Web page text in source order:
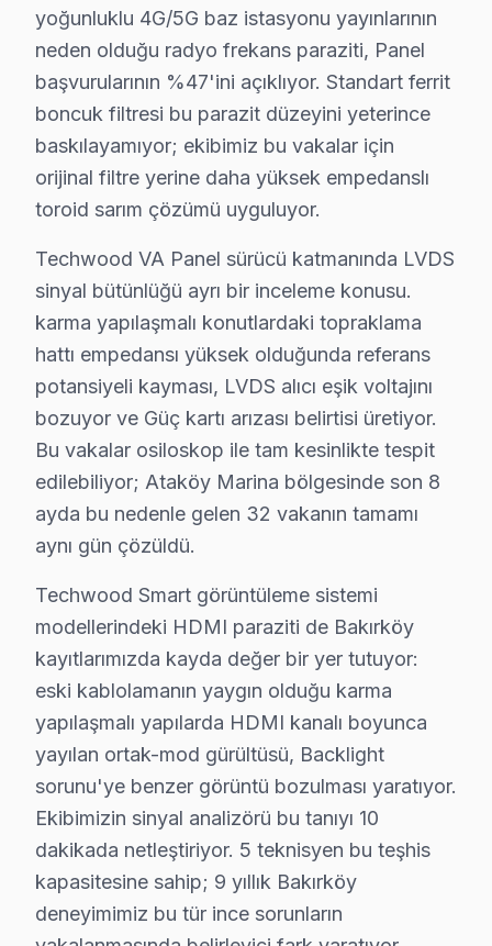
Kartaltepe'de Techwood TV Servisi
Kartaltepe Mahallesi, tarihi dokusu ve modern
Osmaniye'de Techwood TV Servisi
Osmaniye, sakin bir yaşam sunmasıyla bilinirken,
Sakızağacı'nda Techwood TV Servisi
Şenlikköy'de Techwood TV Servisi
Şenlikköy, geniş alanları ve doğal güzellikleri ile ön
Yenimahalle'de Techwood TV Servisi
Yenimahalle, modern yaşam olanakları sunarken,
Yeşilköy'de Techwood TV Servisi
Yeşilköy, zengin kültürel yapısı ve tarihi ile dikkat
Yeşilyurt, sakin ve huzurlu bir yaşam sunarak ailelerin
Zuhuratbaba'da Techwood TV Servisi
Zuhuratbaba, Bakırköy’ün güzel ve işlek
Techwood Teknoloji Evrimi ve Tamir
Bakırköy, tarih boyunca ticaretin ve kültürün merkezi
Örneğin, 32 inç bir panel değişimi 1.500 TL'den
Bakırköy'de Techwood Servisi: Fabrika
Fabrika Servis, Bakırköy'de teknik servis
yoğunluklu 4G/5G baz istasyonu yayınlarının
neden olduğu radyo frekans paraziti, Panel
başvurularının %47'ini açıklıyor. Standart ferrit
boncuk filtresi bu parazit düzeyini yeterince
baskılayamıyor; ekibimiz bu vakalar için
orijinal filtre yerine daha yüksek empedanslı
toroid sarım çözümü uyguluyor.
Techwood VA Panel sürücü katmanında LVDS
sinyal bütünlüğü ayrı bir inceleme konusu.
karma yapılaşmalı konutlardaki topraklama
hattı empedansı yüksek olduğunda referans
potansiyeli kayması, LVDS alıcı eşik voltajını
bozuyor ve Güç kartı arızası belirtisi üretiyor.
Bu vakalar osiloskop ile tam kesinlikte tespit
edilebiliyor; Ataköy Marina bölgesinde son 8
ayda bu nedenle gelen 32 vakanın tamamı
aynı gün çözüldü.
Techwood Smart görüntüleme sistemi
modellerindeki HDMI paraziti de Bakırköy
kayıtlarımızda kayda değer bir yer tutuyor:
eski kablolamanın yaygın olduğu karma
yapılaşmalı yapılarda HDMI kanalı boyunca
yayılan ortak-mod gürültüsü, Backlight
sorunu'ye benzer görüntü bozulması yaratıyor.
Ekibimizin sinyal analizörü bu tanıyı 10
dakikada netleştiriyor. 5 teknisyen bu teşhis
kapasitesine sahip; 9 yıllık Bakırköy
deneyimimiz bu tür ince sorunların